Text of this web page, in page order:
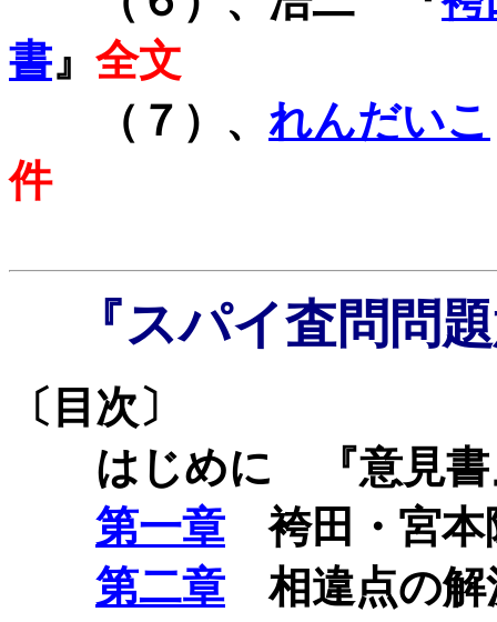
書』 全文
（７）、 れんだいこ
件
『スパイ査問問
〔目次〕
はじめに 『意見書
第一章 袴田・宮本
第二章 相違点の解